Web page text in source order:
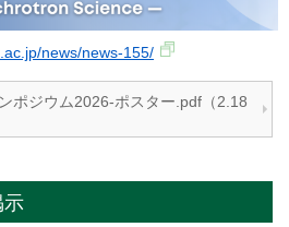
news/news-155/
ポジウム2026-ポスター.pdf（2.18
示